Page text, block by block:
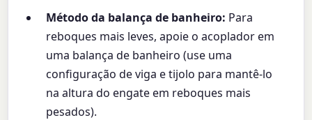
Método da balança de banheiro: Para
reboques mais leves, apoie o acoplador em
uma balança de banheiro (use uma
configuração de viga e tijolo para mantê-lo
na altura do engate em reboques mais
pesados).